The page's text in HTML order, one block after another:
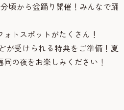
分頃から盆踊り開催！みんなで踊
トスポットがたくさん！
が受けられる特典をご準備！夏
の夜をお楽しみください！